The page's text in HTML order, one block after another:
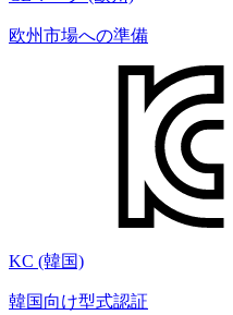
欧州市場への準備
KC (韓国)
韓国向け型式認証